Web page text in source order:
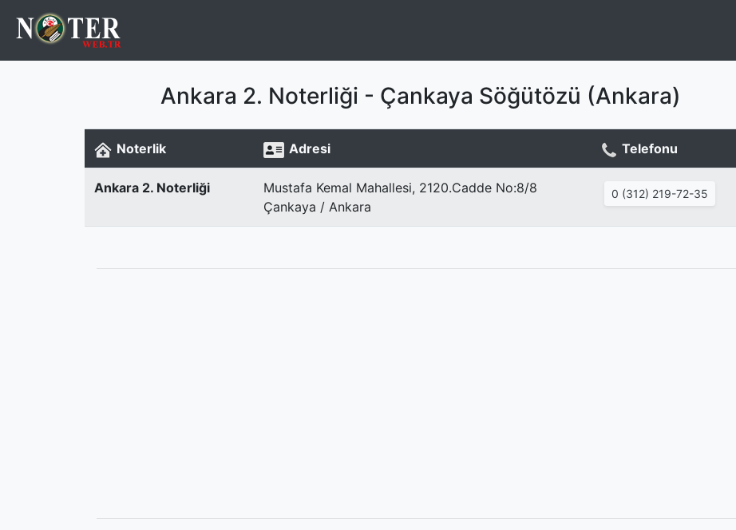
Ankara 2. Noterliği - Çankaya Söğütözü (Ankara)
Noterlik Adresi Telefonu
Ankara 2. Noterliği
Mustafa Kemal Mahallesi, 2120.Cadde No:8/8
Çankaya / Ankara
0 (312) 219-72-35